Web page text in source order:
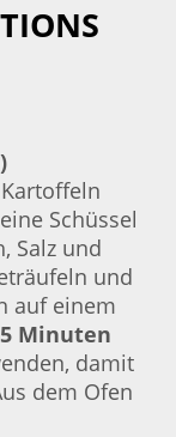
Schüssel
Salz und
und
auf einem
Minuten
damit
dem Ofen